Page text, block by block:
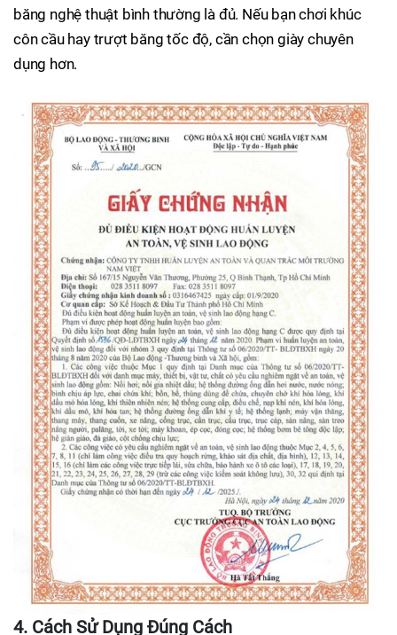
băng nghệ thuật bình thường là đủ. Nếu bạn chơi khúc
côn cầu hay trượt băng tốc độ, cần chọn giày chuyên
dụng hơn.
4. Cách Sử Dụng Đúng Cách